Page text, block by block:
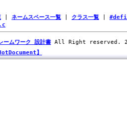
ネームスペース一覧 クラス一覧
ームワーク 設計書 All Right reserved.
】